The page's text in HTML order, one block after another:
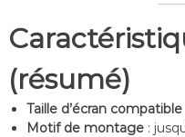
(résumé)
Taille d’écran compatible
Motif de montage: